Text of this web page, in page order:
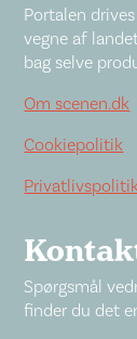
Portalen
vegne af
bag selve
Om scenen.dk
Cookiepolitik
Spørgsmål
finder du det